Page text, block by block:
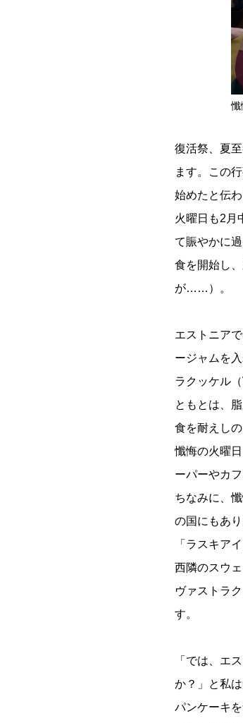
懺
復活祭、夏
ます。この
始めたと伝
火曜日も2月
て賑やかに
食を開始し
が……）。
エストニア
ージャムを
ラクッケル
ともとは、
食を耐えし
懺悔の火曜
ーパーやカ
ちなみに、
の国にもあ
「ラスキア
西隣のスウ
ヴァストラ
す。
「では、エ
か？」と私
パンケーキ